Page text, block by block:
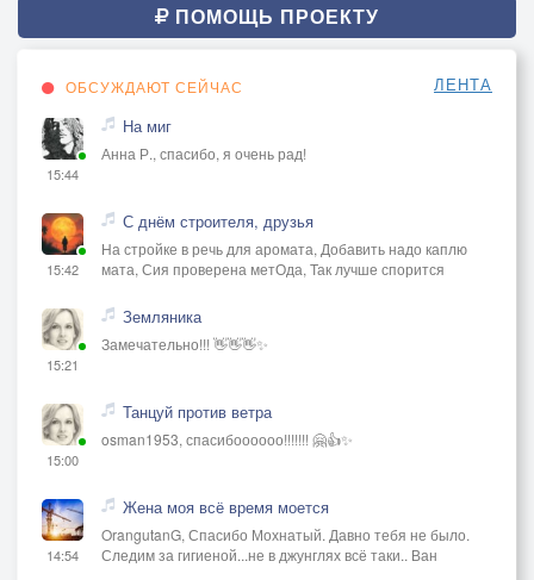
ПОМОЩЬ ПРОЕКТУ
ОБСУЖДАЮТ СЕЙЧАС ЛЕНТА
15:44
На миг
Анна Р., спасибо, я очень рад!
15:42
С днём строителя, друзья
На стройке в речь для аромата, Добавить надо каплю
мата, Сия проверена метОда, Так лучше спорится
15:21
Земляника
Замечательно!!! 👋👋👋✨
15:00
Танцуй против ветра
osman1953, спасибоооооо!!!!!!! 🤗👍✨
14:54
Жена моя всё время моется
OrangutanG, Спасибо Мохнатый. Давно тебя не было.
Следим за гигиеной...не в джунглях всё таки.. Ван